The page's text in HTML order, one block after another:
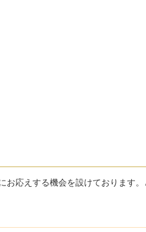
応えする機会を設けております